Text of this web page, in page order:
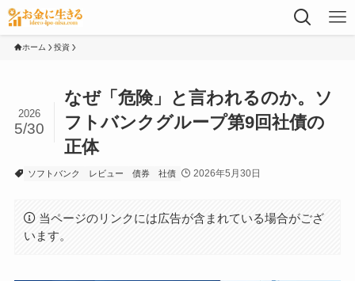
ホーム 投資
なぜ「危険」と言われるのか。ソ
フトバンクグループ第9回社債の
正体
2026
5/30
ソフトバンク レビュー 債券 社債 2026年5月30日
当ページのリンクには広告が含まれている場合がござ
います。